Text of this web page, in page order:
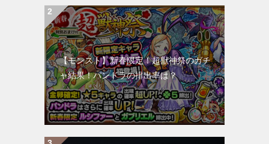
【モンスト】新春限定！超獣神祭のガチ
ャ結果！パンドラの排出率は？